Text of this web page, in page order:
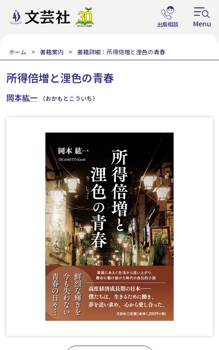
ホーム 書籍案内 書籍詳細：所得倍増と浬色の青春
所得倍増と浬色の青春
岡本紘一 （おかもとこういち）